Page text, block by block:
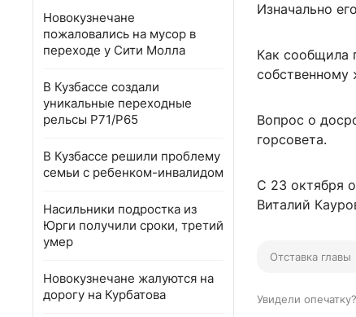
Новокузнечане
пожаловались на мусор в
переходе у Сити Молла
В Кузбассе создали
уникальные переходные
рельсы Р71/Р65
В Кузбассе решили проблему
семьи с ребенком-инвалидом
Насильники подростка из
Юрги получили сроки, третий
умер
Новокузнечане жалуются на
дорогу на Курбатова
Изначально
Как сообщила
собственному
Вопрос о
горсовета.
С 23 октября
Виталий
Отставка главы
Увидели